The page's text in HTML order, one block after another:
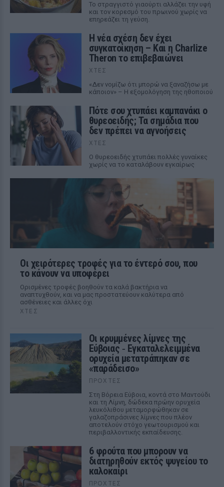
Το στραγγιστό γιαούρτι αλλάζει την υφή
και τον κορεσμό του πρωινού χωρίς να
επηρεάζει τη γεύση.
Η νέα σχέση δεν έχει
συγκατοίκηση – Και η Charlize
Theron το επιβεβαιώνει
ΧΤΕΣ
«Δεν νομίζω ότι μπορώ να ξαναζήσω με
κάποιον» – Η εξομολόγηση της ηθοποιού
Πότε σου χτυπάει καμπανάκι ο
θυρεοειδής; Τα σημάδια που
δεν πρέπει να αγνοήσεις
ΧΤΕΣ
Ο θυρεοειδής χτυπάει πολλές γυναίκες
χωρίς να το καταλάβουν εγκαίρως
Οι χειρότερες τροφές για το έντερό σου, που
το κάνουν να υποφέρει
Ορισμένες τροφές βοηθούν τα καλά βακτήρια να
αναπτυχθούν, και να μας προστατεύουν καλύτερα από
ασθένειες και άλλες όχι
ΧΤΕΣ
Οι κρυμμένες λίμνες της
Εύβοιας ‑ Εγκαταλελειμμένα
ορυχεία μετατράπηκαν σε
«παράδεισο»
ΠΡΟΧΤΈΣ
Στη Βόρεια Εύβοια, κοντά στο Μαντούδι
και τη Λίμνη, δώδεκα πρώην ορυχεία
λευκόλιθου μεταμορφώθηκαν σε
γαλαζοπράσινες λίμνες που πλέον
αποτελούν στόχο γεωτουρισμού και
περιβαλλοντικής εκπαίδευσης.
6 φρούτα που μπορουν να
διατηρηθούν εκτός ψυγείου το
καλοκαίρι
ΠΡΟΧΤΈΣ